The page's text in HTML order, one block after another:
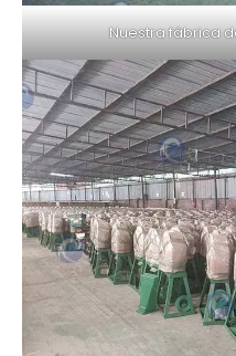
Nuestra fábrica